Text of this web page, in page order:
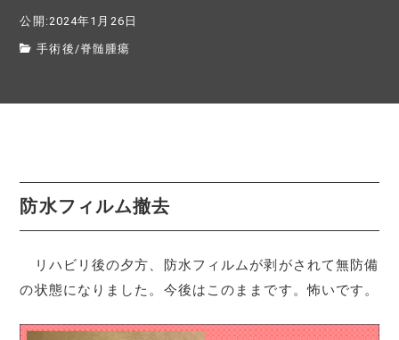
公開:2024年1月26日
手術後 /脊髄腫瘍
防水フィルム撤去
リハビリ後の夕方、防水フィルムが剥がされて無防備
の状態になりました。今後はこのままです。怖いです。